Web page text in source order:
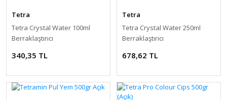
Tetra
Tetra Crystal Water 100ml
Berraklaştırıcı
340,35 TL
Tetra
Tetra Crystal Water 250ml
Berraklaştırıcı
678,62 TL